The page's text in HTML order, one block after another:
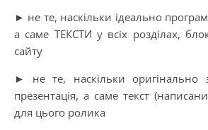
► не те, наскільки ідеально
а саме ТЕКСТИ у всіх розділах,
сайту
► не те, наскільки оригінально
презентація, а саме текст
для цього ролика